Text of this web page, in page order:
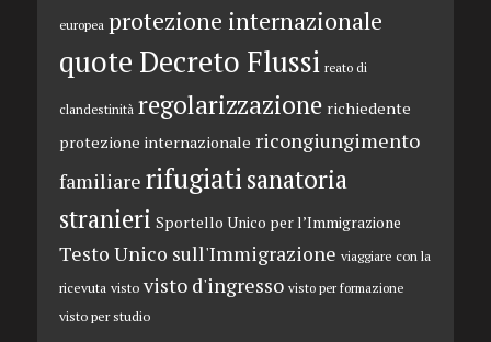
europea protezione internazionale
quote Decreto Flussi reato di
clandestinità regolarizzazione richiedente
protezione internazionale ricongiungimento
familiare rifugiatisanatoria
stranieri Sportello Unico per l’Immigrazione
Testo Unico sull'Immigrazione viaggiare con la
ricevuta visto visto d'ingresso visto per formazione
visto per studio